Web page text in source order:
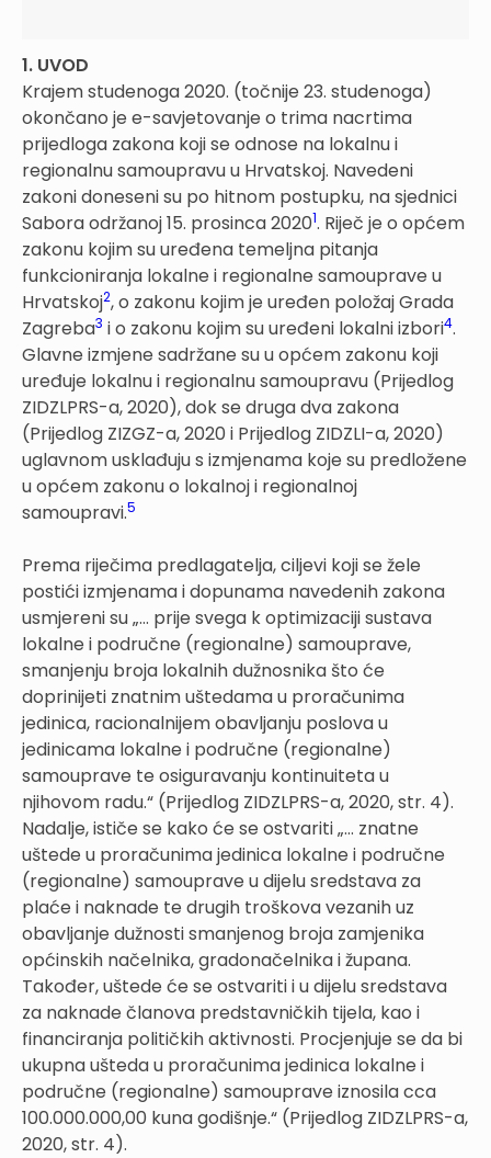
1. UVOD
Krajem studenoga 2020. (točnije 23. studenoga)
okončano je e-savjetovanje o trima nacrtima
prijedloga zakona koji se odnose na lokalnu i
regionalnu samoupravu u Hrvatskoj. Navedeni
zakoni doneseni su po hitnom postupku, na sjednici
Sabora održanoj 15. prosinca 20201. Riječ je o općem
zakonu kojim su uređena temeljna pitanja
funkcioniranja lokalne i regionalne samouprave u
Hrvatskoj2, o zakonu kojim je uređen položaj Grada
Zagreba3 i o zakonu kojim su uređeni lokalni izbori4.
Glavne izmjene sadržane su u općem zakonu koji
uređuje lokalnu i regionalnu samoupravu (Prijedlog
ZIDZLPRS-a, 2020), dok se druga dva zakona
(Prijedlog ZIZGZ-a, 2020 i Prijedlog ZIDZLI-a, 2020)
uglavnom usklađuju s izmjenama koje su predložene
u općem zakonu o lokalnoj i regionalnoj
samoupravi.5
Prema riječima predlagatelja, ciljevi koji se žele
postići izmjenama i dopunama navedenih zakona
usmjereni su „… prije svega k optimizaciji sustava
lokalne i područne (regionalne) samouprave,
smanjenju broja lokalnih dužnosnika što će
doprinijeti znatnim uštedama u proračunima
jedinica, racionalnijem obavljanju poslova u
jedinicama lokalne i područne (regionalne)
samouprave te osiguravanju kontinuiteta u
njihovom radu.“ (Prijedlog ZIDZLPRS-a, 2020, str. 4).
Nadalje, ističe se kako će se ostvariti „… znatne
uštede u proračunima jedinica lokalne i područne
(regionalne) samouprave u dijelu sredstava za
plaće i naknade te drugih troškova vezanih uz
obavljanje dužnosti smanjenog broja zamjenika
općinskih načelnika, gradonačelnika i župana.
Također, uštede će se ostvariti i u dijelu sredstava
za naknade članova predstavničkih tijela, kao i
financiranja političkih aktivnosti. Procjenjuje se da bi
ukupna ušteda u proračunima jedinica lokalne i
područne (regionalne) samouprave iznosila cca
100.000.000,00 kuna godišnje.“ (Prijedlog ZIDZLPRS-a,
2020, str. 4).